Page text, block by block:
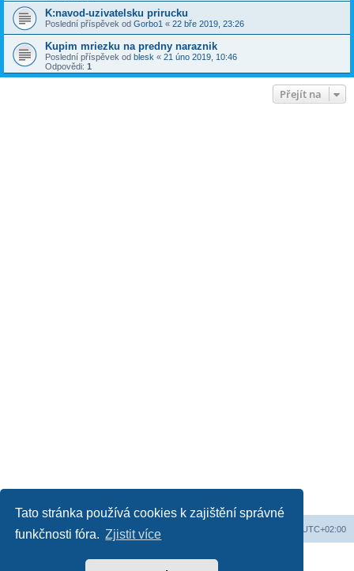
Tato stránka používá cookies k zajištění správné
funkčnosti fóra. Zjistit více
K:navod-uzivatelsku prirucku
Poslední příspěvek od Gorbo1 « 22 bře 2019, 23:26
Kupim mriezku na predny naraznik
Poslední příspěvek od blesk « 21 úno 2019, 10:46
Odpovědi: 1
Přejít na
Obsah fóra UTC+02:00